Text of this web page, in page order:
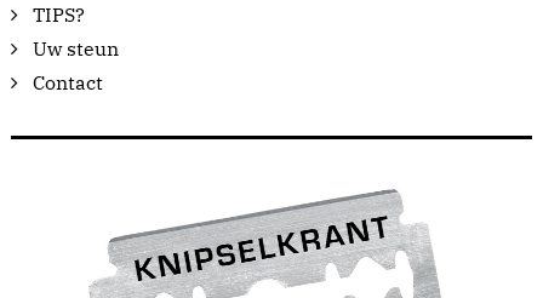
TIPS?
Uw steun
Contact